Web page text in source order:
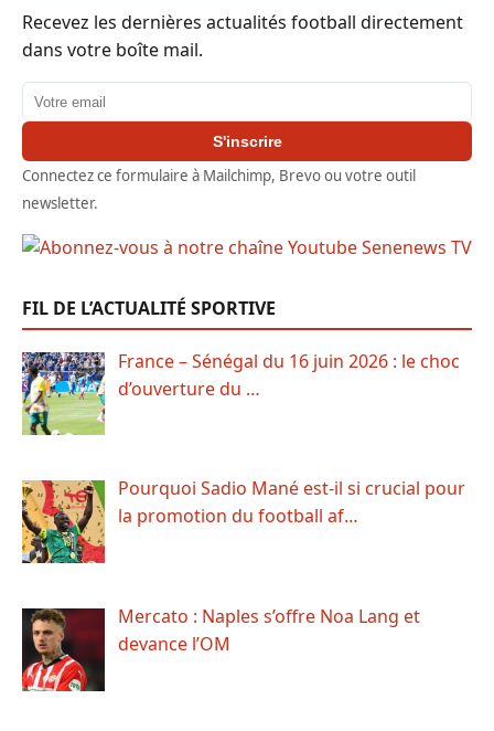
Recevez les dernières actualités football directement
dans votre boîte mail.
Adresse email
S'inscrire
Connectez ce formulaire à Mailchimp, Brevo ou votre outil
newsletter.
FIL DE L’ACTUALITÉ SPORTIVE
France – Sénégal du 16 juin 2026 : le choc
d’ouverture du …
Pourquoi Sadio Mané est-il si crucial pour
la promotion du football af…
Mercato : Naples s’offre Noa Lang et
devance l’OM